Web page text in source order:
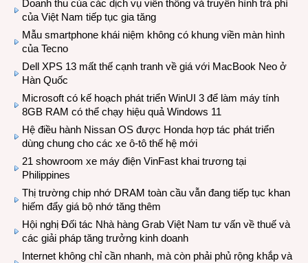
Doanh thu của các dịch vụ viễn thông và truyền hình trả phí
của Việt Nam tiếp tục gia tăng
Mẫu smartphone khái niệm không có khung viền màn hình
của Tecno
Dell XPS 13 mất thế cạnh tranh về giá với MacBook Neo ở
Hàn Quốc
Microsoft có kế hoạch phát triển WinUI 3 để làm máy tính
8GB RAM có thể chạy hiệu quả Windows 11
Hệ điều hành Nissan OS được Honda hợp tác phát triển
dùng chung cho các xe ô-tô thế hệ mới
21 showroom xe máy điện VinFast khai trương tại
Philippines
Thị trường chip nhớ DRAM toàn cầu vẫn đang tiếp tục khan
hiếm đẩy giá bộ nhớ tăng thêm
Hội nghị Đối tác Nhà hàng Grab Việt Nam tư vấn về thuế và
các giải pháp tăng trưởng kinh doanh
Internet không chỉ cần nhanh, mà còn phải phủ rộng khắp và